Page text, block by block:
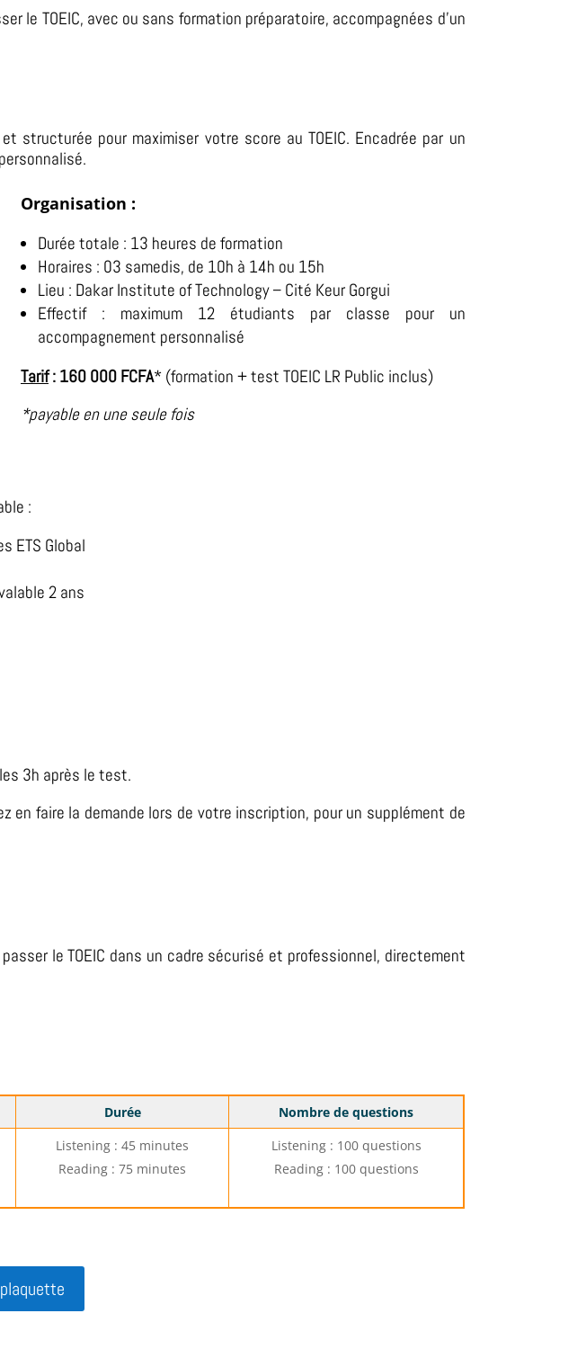
le TOEIC, avec ou sans formation préparatoire, accompagnées d’un
pour maximiser votre score au TOEIC. Encadrée par un
Organisation :
Durée totale : 13 heures de formation
Horaires : 03 samedis, de 10h à 14h ou 15h
Lieu : Dakar Institute of Technology – Cité Keur Gorgui
Effectif : maximum 12 étudiants par classe pour un
accompagnement personnalisé
Tarif: 160 000 FCFA* (formation + test TOEIC LR Public inclus)
*payable en une seule fois
:
ETS Global
2 ans
3h après le test.
faire la demande lors de votre inscription, pour un supplément de
le TOEIC dans un cadre sécurisé et professionnel, directement
Durée Nombre de questions
Listening : 45 minutes
Reading : 75 minutes
Listening : 100 questions
Reading : 100 questions